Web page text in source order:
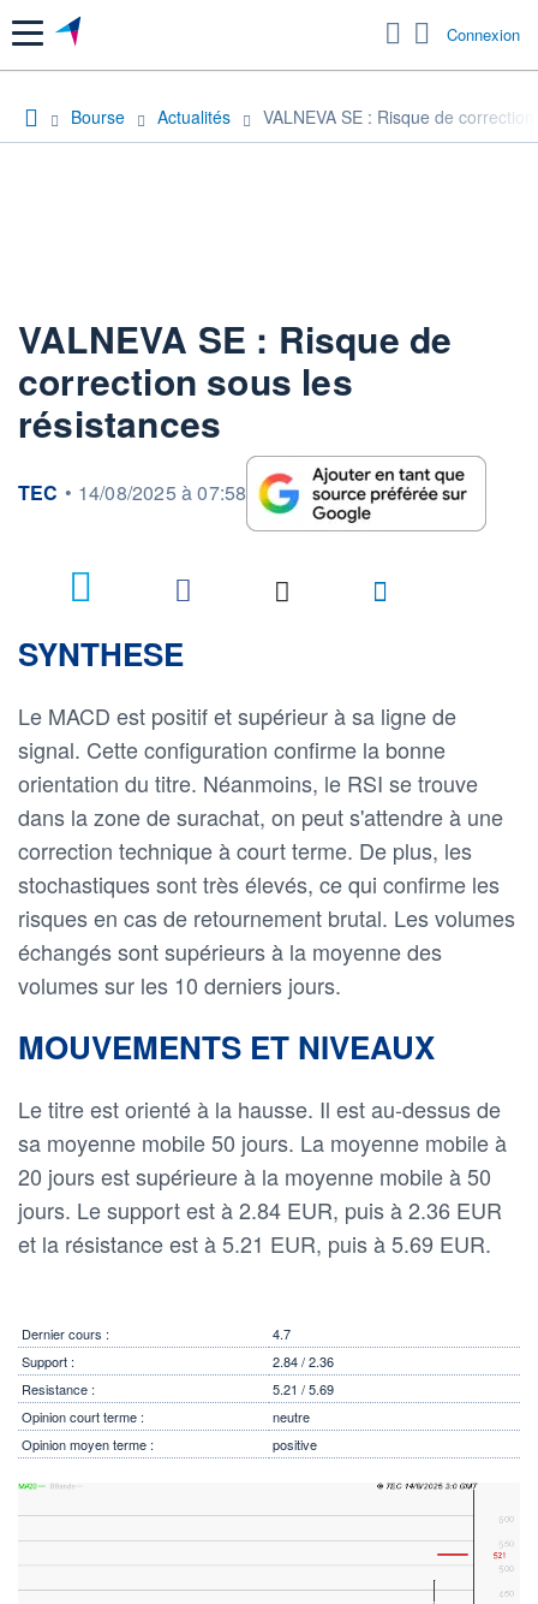
Menu Connexion
Bourse Actualités VALNEVA SE : Risque de
VALNEVA SE : Risque de
correction sous les
résistances
information fournie par
TEC • 14/08/2025 à 07:58
SYNTHESE
Le MACD est positif et supérieur à sa ligne de
signal. Cette configuration confirme la bonne
orientation du titre. Néanmoins, le RSI se trouve
dans la zone de surachat, on peut s'attendre à une
correction technique à court terme. De plus, les
stochastiques sont très élevés, ce qui confirme les
risques en cas de retournement brutal. Les volumes
échangés sont supérieurs à la moyenne des
volumes sur les 10 derniers jours.
MOUVEMENTS ET NIVEAUX
Le titre est orienté à la hausse. Il est au-dessus de
sa moyenne mobile 50 jours. La moyenne mobile à
20 jours est supérieure à la moyenne mobile à 50
jours. Le support est à 2.84 EUR, puis à 2.36 EUR
et la résistance est à 5.21 EUR, puis à 5.69 EUR.
Dernier cours :
4.7
Support :
2.84 / 2.36
Resistance :
5.21 / 5.69
Opinion court terme :
neutre
Opinion moyen terme :
positive